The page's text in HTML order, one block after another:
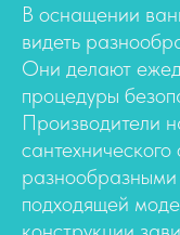
В оснащении
видеть
Они делают
процедуры
Производители
подходящей